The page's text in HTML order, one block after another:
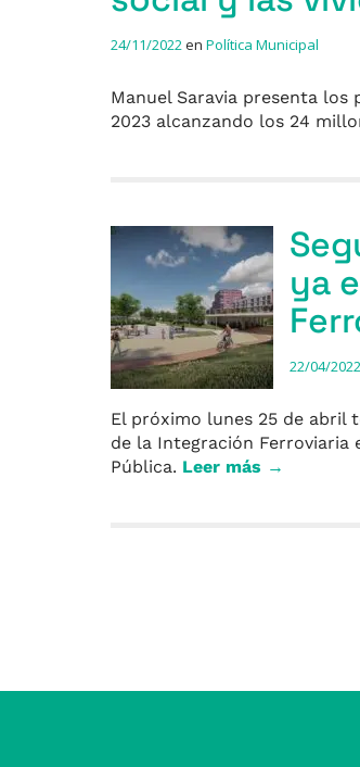
24/11/2022en Política Municipal
Manuel Saravia presenta los
2023 alcanzando los 24
ya
22/04/2022
El próximo lunes 25 de abril
de la Integración Ferroviaria
Pública. Leer más →